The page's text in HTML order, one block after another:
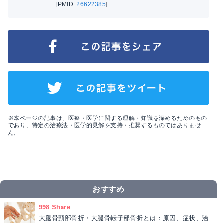
[PMID:26622385]
※本ページの記事は、医療・医学に関する理解・知識を深めるためのもの
であり、特定の治療法・医学的見解を支持・推奨するものではありませ
ん。
おすすめ
998 Share
大腿骨頸部骨折・大腿骨転子部骨折とは：原因、症状、治